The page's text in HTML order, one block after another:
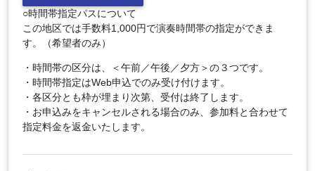
○時間帯指定パスについて
この地区では手数料1,000円で演奏時間帯の指定ができま
す。（希望者のみ）
・時間帯の区分は、＜午前／午後／夕方＞の３つです。
・時間帯指定はWeb申込でのみ受け付けます。
・各区分とも枠が埋まり次第、受付は終了します。
・お申込みをキャンセルされる場合のみ、参加料と合わせて
指定料金を返金いたします。